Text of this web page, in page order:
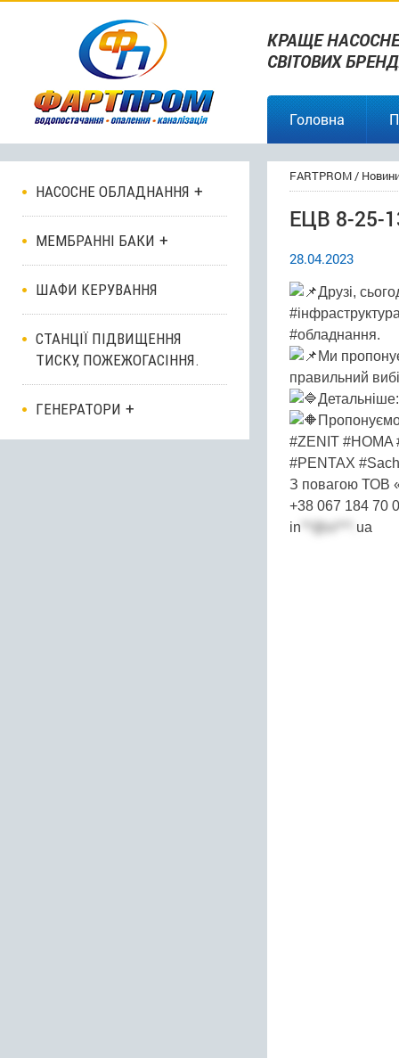
КРАЩЕ
СВІТОВИХ
Головна
НАСОСНЕ ОБЛАДНАННЯ
МЕМБРАННІ БАКИ
ШАФИ КЕРУВАННЯ
СТАНЦІЇ ПІДВИЩЕННЯ
ТИСКУ, ПОЖЕЖОГАСІННЯ.
ГЕНЕРАТОРИ
FARTPROM/
ЕЦВ 8-25-
28.04.2023
Друзі,
#обладнання.
Ми
правильний
#ZENIT #HOMA
#PENTAX
З повагою ТОВ
+38 067 184 70
in
ua